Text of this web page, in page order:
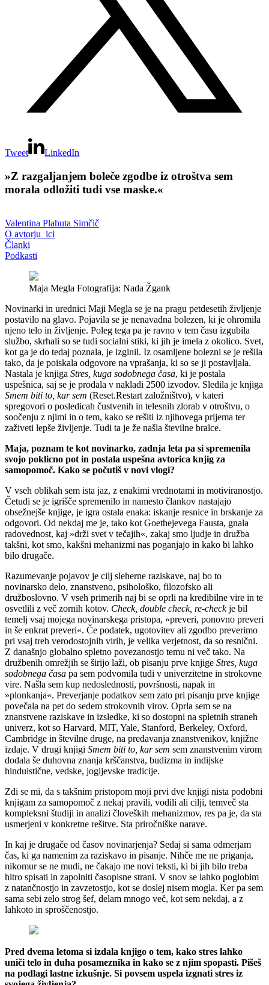
Tweet LinkedIn
»Z razgaljanjem boleče zgodbe iz otroštva sem
morala odložiti tudi vse maske.«
Valentina Plahuta Simčič
O avtorju_ici
Članki
Podkasti
Maja Megla Fotografija: Nada Žgank
Novinarki in urednici Maji Megla se je na pragu petdesetih življenje
postavilo na glavo. Pojavila se je nenavadna bolezen, ki je ohromila
njeno telo in življenje. Poleg tega pa je ravno v tem času izgubila
službo, skrhali so se tudi socialni stiki, ki jih je imela z okolico. Svet,
kot ga je do tedaj poznala, je izginil. Iz osamljene bolezni se je rešila
tako, da je poiskala odgovore na vprašanja, ki so se ji postavljala.
Nastala je knjiga Stres, kuga sodobnega časa, ki je postala
uspešnica, saj se je prodala v nakladi 2500 izvodov. Sledila je knjiga
Smem biti to, kar sem (Reset.Restart založništvo), v kateri
spregovori o posledicah čustvenih in telesnih zlorab v otroštvu, o
soočenju z njimi in o tem, kako se rešiti iz njihovega prijema ter
zaživeti lepše življenje. Tudi ta je že našla številne bralce.
Maja, poznam te kot novinarko, zadnja leta pa si spremenila
svojo poklicno pot in postala uspešna avtorica knjig za
samopomoč. Kako se počutiš v novi vlogi?
V vseh oblikah sem ista jaz, z enakimi vrednotami in motiviranostjo.
Četudi se je igrišče spremenilo in namesto člankov nastajajo
obsežnejše knjige, je igra ostala enaka: iskanje resnice in brskanje za
odgovori. Od nekdaj me je, tako kot Goethejevega Fausta, gnala
radovednost, kaj »drži svet v tečajih«, zakaj smo ljudje in družba
takšni, kot smo, kakšni mehanizmi nas poganjajo in kako bi lahko
bilo drugače.
Razumevanje pojavov je cilj sleherne raziskave, naj bo to
novinarsko delo, znanstveno, psihološko, filozofsko ali
družboslovno. V vseh primerih naj bi se oprli na kredibilne vire in te
osvetlili z več zornih kotov. Check, double check, re-checkje bil
temelj vsaj mojega novinarskega pristopa, »preveri, ponovno preveri
in še enkrat preveri«. Če podatek, ugotovitev ali zgodbo preverimo
pri vsaj treh verodostojnih virih, je velika verjetnost, da so resnični.
Z današnjo globalno spletno povezanostjo temu ni več tako. Na
družbenih omrežjih se širijo laži, ob pisanju prve knjige Stres, kuga
sodobnega časa pa sem podvomila tudi v univerzitetne in strokovne
vire. Našla sem kup nedoslednosti, površnosti, napak in
»plonkanja«. Preverjanje podatkov sem zato pri pisanju prve knjige
povečala na pet do sedem strokovnih virov. Oprla sem se na
znanstvene raziskave in izsledke, ki so dostopni na spletnih straneh
univerz, kot so Harvard, MIT, Yale, Stanford, Berkeley, Oxford,
Cambridge in številne druge, na predavanja znanstvenikov, knjižne
izdaje. V drugi knjigi Smem biti to, kar sem sem znanstvenim virom
dodala še duhovna znanja krščanstva, budizma in indijske
hinduistične, vedske, jogijevske tradicije.
Zdi se mi, da s takšnim pristopom moji prvi dve knjigi nista podobni
knjigam za samopomoč z nekaj pravili, vodili ali cilji, temveč sta
kompleksni študiji in analizi človeških mehanizmov, res pa je, da sta
usmerjeni v konkretne rešitve. Sta priročniške narave.
In kaj je drugače od časov novinarjenja? Sedaj si sama odmerjam
čas, ki ga namenim za raziskavo in pisanje. Nihče me ne priganja,
nikomur se ne mudi, ne čakajo me novi teksti, ki bi jih bilo treba
hitro spisati in zapolniti časopisne strani. V snov se lahko poglobim
z natančnostjo in zavzetostjo, kot se doslej nisem mogla. Ker pa sem
sama sebi zelo strog šef, delam mnogo več, kot sem nekdaj, a z
lahkoto in sproščenostjo.
Pred dvema letoma si izdala knjigo o tem, kako stres lahko
uniči telo in duha posameznika in kako se z njim spopasti. Pišeš
na podlagi lastne izkušnje. Si povsem uspela izgnati stres iz